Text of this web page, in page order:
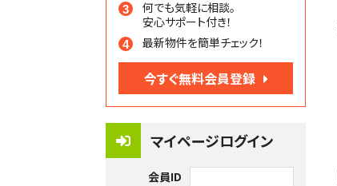
何でも気軽に相談。
安心サポート付き！
最新物件を簡単チェック！
今すぐ無料会員登録
マイページログイン
会員ID